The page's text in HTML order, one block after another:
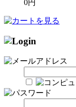
0円